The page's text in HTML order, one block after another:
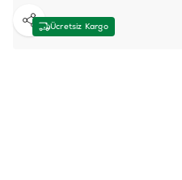
Ücretsiz Kargo
Paylaş